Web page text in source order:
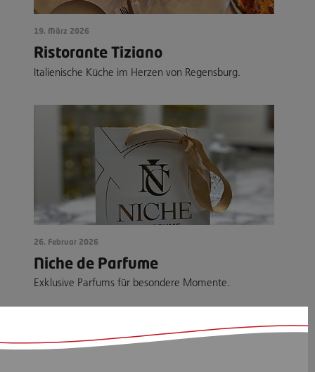
19. März 2026
Ristorante Tiziano
Italienische Küche im Herzen von Regensburg.
26. Februar 2026
Niche de Parfume
Exklusive Parfums für besondere Momente.